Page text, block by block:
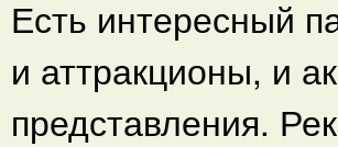
Есть интересный
и аттракционы, и
представления.